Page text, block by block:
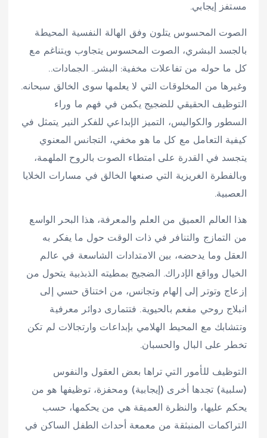
مستفز إيجابي.
الصوت المحسوس يتلون وفق الهالة النفسية المحيطة
بالجسد البشري، الصوت المحسوس يتجاوب ويتناغم مع
كل ما حوله من تفاعلات مخفية: البشر.. الجمادات..
وغيرها من المخلوقات التي لا يعلمها سوى الخالق سبحانه.
التوظيف الحقيقي للضجيج يكمن في فهم ما وراء
السطور والكواليس، التميز الإبداعي للفكر النير يتمثل في
كيفية التعامل مع كل ما هو مخفي، التجانس المعنوي
يتجسد في القدرة على امتطاء الصوت بالروح الملهمة،
وبالفطرة الغريزية التي صنعها الخالق في مسارات الخلايا
العصبية.
هذا العالم العميق من العلم والمعرفة، هذا البحر الواسع
من التمازج والتنافر في ذات الوقت حول ما يفكر به
العقل وما يدحضه، بين الامتدادات الشاسعة في عالم
الخيال وواقع الإدراك. الضجيج بمطيته الذبذبية يتحول من
إزعاج وتوتر إلى إلهام وتجانس، من اختناق حسي إلى
انبلاج روحي مفعم بالحيوية. فتتمارى دوائر معرفية
وتتشابك مع المحيط الهلامي بإبداعات وارتجالات لم تكن
تخطر على البال والحسبان.
التوظيف للأمور التي تراها بعض العقول والنفوس
(سلبية) تجدها أخرى (إيجابية) ومحفزة، توظيفها هو من
يحكم عليها، والنظرة العميقة هي من يحكمها، حسب
التراكمات المنبثقة من معمعة أحداث الطفل الساكن في